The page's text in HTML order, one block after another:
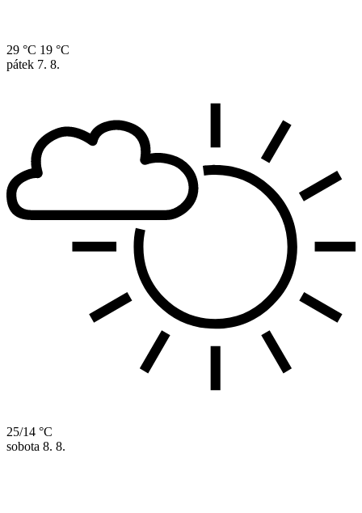
29 °C 19 °C
pátek 7. 8.
25/14 °C
sobota 8. 8.